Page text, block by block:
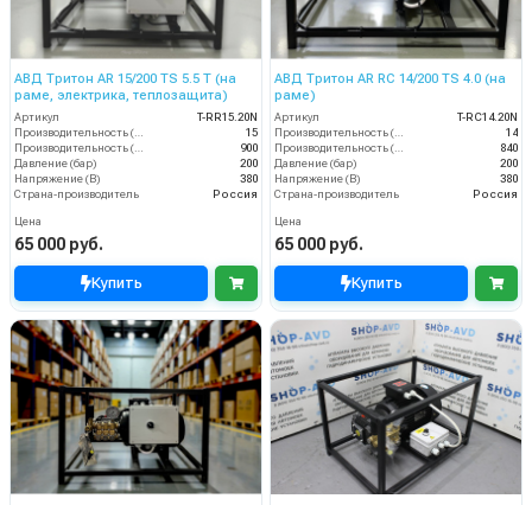
АВД Тритон AR 15/200 TS 5.5 T (на
раме, электрика, теплозащита)
Артикул
T-RR15.20N
15
900
Давление (бар)
200
Напряжение (В)
380
Страна-производитель
Россия
Цена
65 000 руб.
Купить
АВД Тритон AR RC 14/200 TS 4.0 (на
раме)
Артикул
T-RС14.20N
14
840
Давление (бар)
200
Напряжение (В)
380
Страна-производитель
Россия
Цена
65 000 руб.
Купить